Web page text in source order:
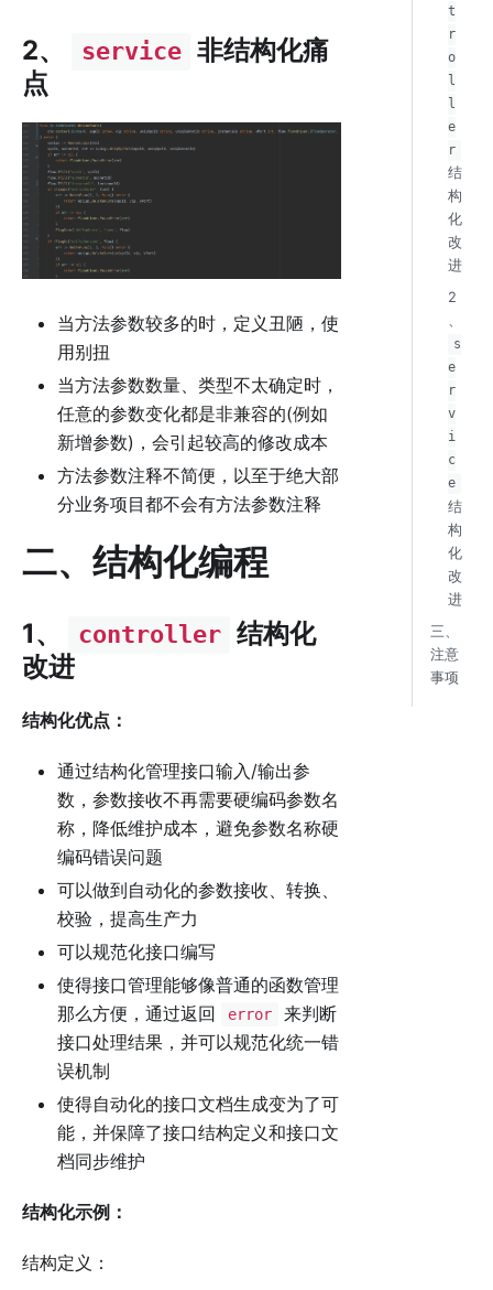
2、 service 非结构化痛
点
当方法参数较多的时，定义丑陋，使
用别扭
当方法参数数量、类型不太确定时，
任意的参数变化都是非兼容的(例如
新增参数)，会引起较高的修改成本
方法参数注释不简便，以至于绝大部
分业务项目都不会有方法参数注释
二、结构化编程
1、 controller 结构化
改进
结构化优点：
通过结构化管理接口输入/输出参
数，参数接收不再需要硬编码参数名
称，降低维护成本，避免参数名称硬
编码错误问题
可以做到自动化的参数接收、转换、
校验，提高生产力
可以规范化接口编写
使得接口管理能够像普通的函数管理
那么方便，通过返回
error
来判断
接口处理结果，并可以规范化统一错
误机制
使得自动化的接口文档生成变为了可
能，并保障了接口结构定义和接口文
档同步维护
结构化示例：
结构定义：
t
r
o
l
l
e
r
结
构
化
改
进
2
、
s
e
r
v
i
c
e
结
构
化
改
进
三、
注意
事项